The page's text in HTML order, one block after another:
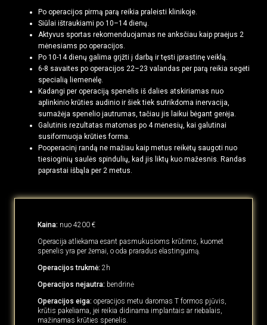
Po operacijos pirmą parą reikia praleisti klinikoje.
Siūlai ištraukiami po 10–14 dienų.
Aktyvus sportas rekomenduojamas ne anksčiau kaip praėjus 2
mėnesiams po operacijos.
Po 10-14 dienų galima grįžti į darbą ir tęsti įprastinę veiklą.
6-8 savaites po operacijos 22–23 valandas per parą reikia segėti
specialią liemenėlę.
Kadangi per operaciją spenelis iš dalies atskiriamas nuo
aplinkinio krūties audinio ir šiek tiek sutrikdoma inervacija,
sumažėja spenelio jautrumas, tačiau jis laikui bėgant gerėja.
Galutinis rezultatas matomas po 4 mėnesių, kai galutinai
susiformuoja krūties forma.
Pooperacinį randą ne mažiau kaip metus reikėtų saugoti nuo
tiesioginių saulės spindulių, kad jis liktų kuo mažesnis. Randas
paprastai išbąla per 2 metus.
Kaina: nuo 4200 €
Operacija atliekama esant pasmukusioms krūtims, kuomet
spenelis yra per žemai, o oda praradus elastingumą.
Operacijos trukmė: 2h
Operacijos nejautra: bendrinė
Operacijos eiga: operacijos metu daromas T formos pjūvis,
krūtis pakeliama, jei reikia didinama implantais ar riebalais,
mažinamas krūties spenelis.